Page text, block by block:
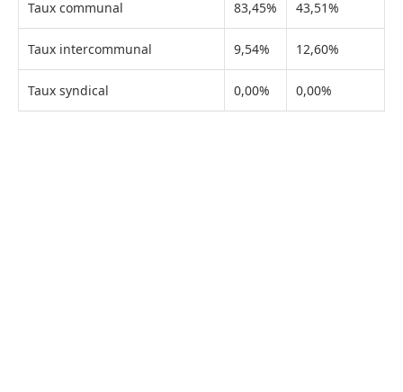
Taux communal 83,45% 43,51%
Taux intercommunal 9,54% 12,60%
Taux syndical 0,00% 0,00%